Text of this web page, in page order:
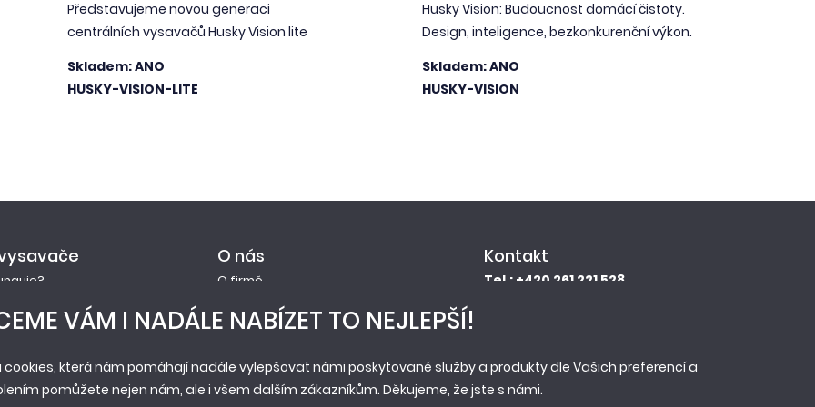
Představujeme novou generaci
centrálních vysavačů Husky Vision lite
Skladem: ANO
HUSKY-VISION-LITE
Husky Vision: Budoucnost domácí čistoty.
Design, inteligence, bezkonkurenční výkon.
Skladem: ANO
HUSKY-VISION
prodloužené záruky
O nás
O firmě
Reference
Pobočky
Servis
Kontakt
Tel.: +420 261 221 528
Vestecká 104
252 41, Zlatníky - Hodkovice
VÁM I NADÁLE NABÍZET TO NEJLEPŠÍ!
která nám pomáhají nadále vylepšovat námi poskytované služby a produkty dle Vašich preferencí a
pomůžete nejen nám, ale i všem dalším zákazníkům. Děkujeme, že jste s námi.